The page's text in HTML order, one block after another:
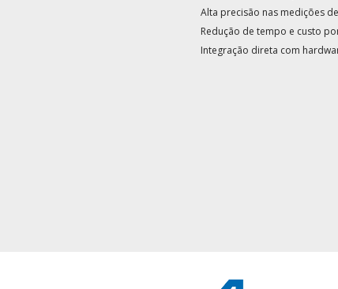
Alta precisão nas medições
Redução de tempo e custo
Integração direta com